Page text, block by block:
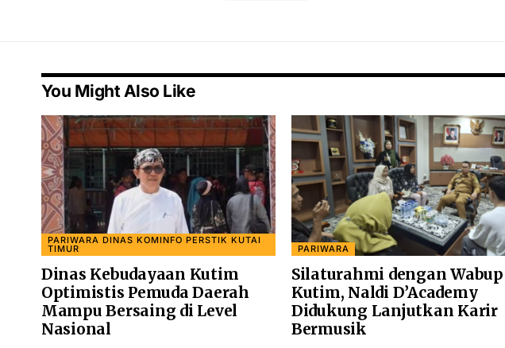
You Might Also Like
PARIWARA DINAS KOMINFO PERSTIK KUTAI
TIMUR
Dinas Kebudayaan Kutim
Optimistis Pemuda Daerah
Mampu Bersaing di Level
Nasional
PARIWARA
Silaturahmi dengan Wabup
Kutim, Naldi D’Academy
Didukung Lanjutkan Karir
Bermusik